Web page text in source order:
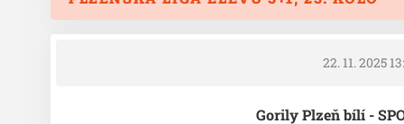
22. 11. 2025
Gorily Plzeň bílí -